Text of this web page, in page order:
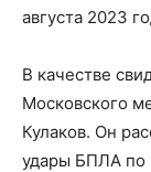
августа 2023
В качестве
Московского
Кулаков. Он
удары БПЛА по